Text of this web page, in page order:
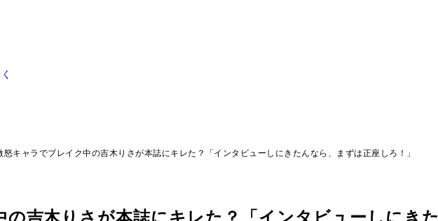
怒キャラでブレイク中の吉木りさが本誌にキレた？「インタビューしにきたんなら、まずは正座しろ！」
吉木りさが本誌にキレた？「インタビューしにき